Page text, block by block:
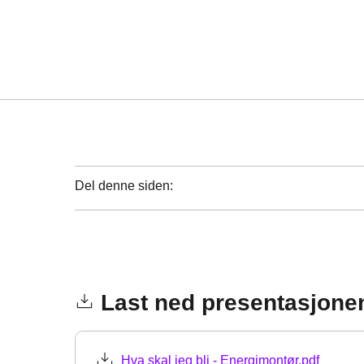
Del denne siden:
Last ned
Hva skal jeg bli - Energimontør.pdf